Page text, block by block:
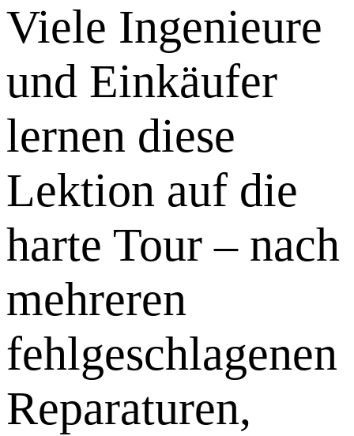
Viele Ingenieure
und Einkäufer
lernen diese
Lektion auf die
harte Tour – nach
mehreren
fehlgeschlagenen
Reparaturen,